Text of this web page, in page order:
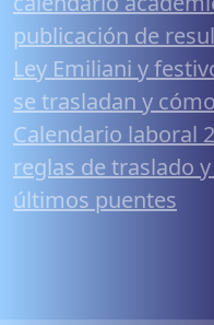
publicación de
Ley Emiliani y
se trasladan y
Calendario laboral
reglas de traslado
últimos puentes